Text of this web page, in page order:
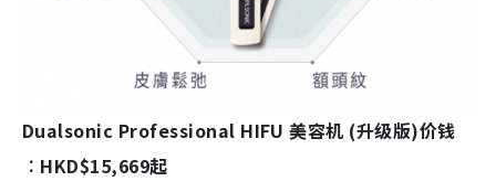
Dualsonic Professional HIFU 美容机 (升级版)价钱
︰HKD$15,669起